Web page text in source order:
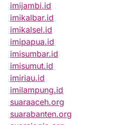
imijambi.id
imikalbar.id
imikalsel.id
imipapua.id
imisumbar.id
imisumut.id
imiriau.id
imilampung.id
suaraaceh.org
suarabanten.org